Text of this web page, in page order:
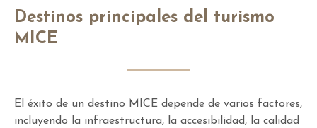
Destinos principales del turismo
MICE
El éxito de un destino MICE depende de varios factores,
incluyendo la infraestructura, la accesibilidad, la calidad